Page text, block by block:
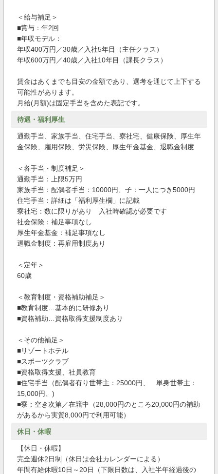
＜給与補足＞
■賞与：年2回
■年収モデル：
年収400万円／30歳／入社5年目（主任クラス）
年収600万円／40歳／入社10年目（課長クラス）
賃金はあくまでも目安の金額であり、選考を通じて上下する
可能性があります。
月給(月額)は固定手当を含めた表記です。
待遇・福利厚生
通勤手当、家族手当、住宅手当、寮社宅、健康保険、厚生年
金保険、雇用保険、労災保険、厚生年金基金、退職金制度
＜各手当・制度補足＞
通勤手当：上限5万円
家族手当：配偶者手当：10000円、子：一人につき5000円
住宅手当：詳細は「福利厚生欄」に記載
寮社宅：数に限りがあり 入社時確認が必要です
社会保険：補足事項なし
厚生年金基金：補足事項なし
退職金制度：再雇用制度あり
＜定年＞
60歳
＜教育制度・資格補助補足＞
■教育制度…基本的に研修あり
■資格補助…資格取得支援制度あり
＜その他補足＞
■リゾートホテル
■スポーツクラブ
■資格取得支援、社員教育
■住宅手当（配偶者有り世帯主：25000円、 単身世帯主：
15,000円、)
■寮：空き次第／在籍中（28,000円のところ20,000円の補助
があるから実質8,000円で利用可能）
休日・休暇
【休日・休暇】
完全週休2日制（休日は会社カレンダーによる）
年間有給休暇10日～20日（下限日数は、入社半年経過後の